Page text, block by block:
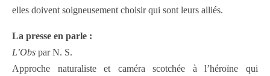
elles doivent soigneusement choisir qui sont leurs alliés.
La presse en parle :
L’Obs par N. S.
Approche naturaliste et caméra scotchée à l’héroïne qui